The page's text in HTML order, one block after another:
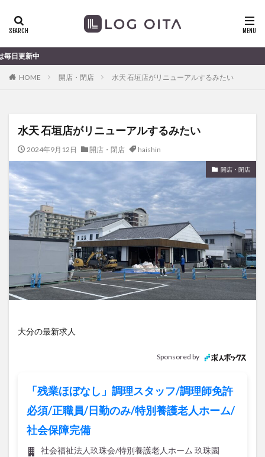
HOME 開店・閉店 水天 石垣店がリニューアルするみたい
水天 石垣店がリニューアルするみたい
2024年9月12日 開店・閉店 haishin
開店・閉店
大分の最新求人
Sponsored by
「残業ほぼなし」調理スタッフ/調理師免許
必須/正職員/日勤のみ/特別養護老人ホーム/
社会保障完備
社会福祉法人玖珠会/特別養護老人ホーム 玖珠園
ディナー
haishin
haisin haisnin hasihin
hishin
hqaishin JR kaiten
OPA
TOKIPO
TOYOTA
あじさい
いちご うみたまご
おでかけ
お土産
お弁当 かき氷
からあげ
くじゅう連山
ねとらぼ
ひまわり
ふるさと納税
まつり まとめ
みかん
わさだタウン
わったん
アイススケート
アウトドア
アサイーボウル
アフリカンサファリ
アミュプラザおおいた
コンビニ
ジェラート
ジゴロック
ジゴロック2025
ジャマイカ料理
ジャークチキン
スイーツ
スタバ
セレクトショップ
チキンカレー
テイクアウト
テレビ